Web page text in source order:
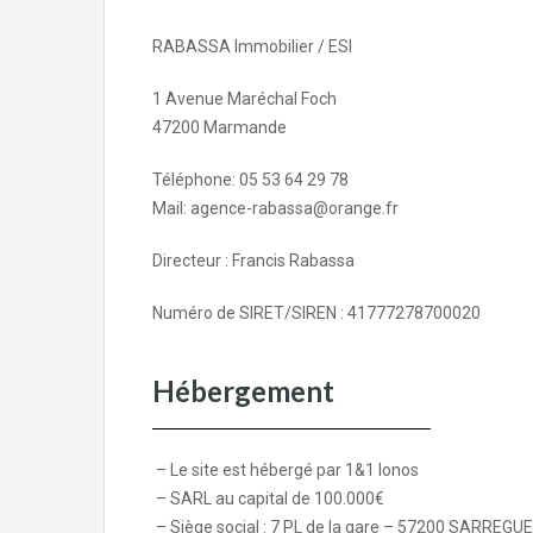
RABASSA Immobilier / ESI
1 Avenue Maréchal Foch
47200 Marmande
Téléphone: 05 53 64 29 78
Mail: agence-rabassa@orange.fr
Directeur : Francis Rabassa
Numéro de SIRET/SIREN : 41777278700020
Hébergement
– Le site est hébergé par 1&1 Ionos
– SARL au capital de 100.000€
– Siège social : 7 PL de la gare – 57200